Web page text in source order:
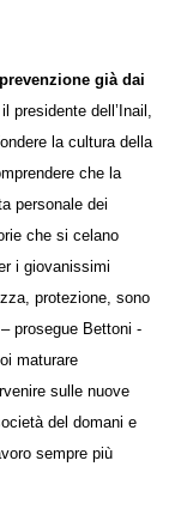
prevenzione già
il presidente
di diffondere la
e far
della crescita
volto alle storie che
anche per i
sicurezza,
scolastica –
da giovani per poi
intervenire
sulla società
mondo del lavoro